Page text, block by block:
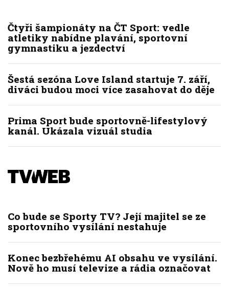
Čtyři šampionáty na ČT Sport: vedle
atletiky nabídne plavání, sportovní
gymnastiku a jezdectví
Šestá sezóna Love Island startuje 7. září,
diváci budou moci více zasahovat do děje
Prima Sport bude sportovně-lifestylový
kanál. Ukázala vizuál studia
Co bude se Sporty TV? Její majitel se ze
sportovního vysílání nestahuje
Konec bezbřehému AI obsahu ve vysílání.
Nově ho musí televize a rádia označovat